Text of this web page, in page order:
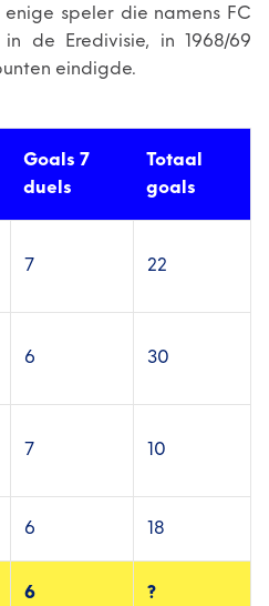
speler die namens FC
de Eredivisie, in 1968/69
eindigde.
Goals 7
duels
Totaal
goals
7 22
6 30
7 10
6 18
6 ?